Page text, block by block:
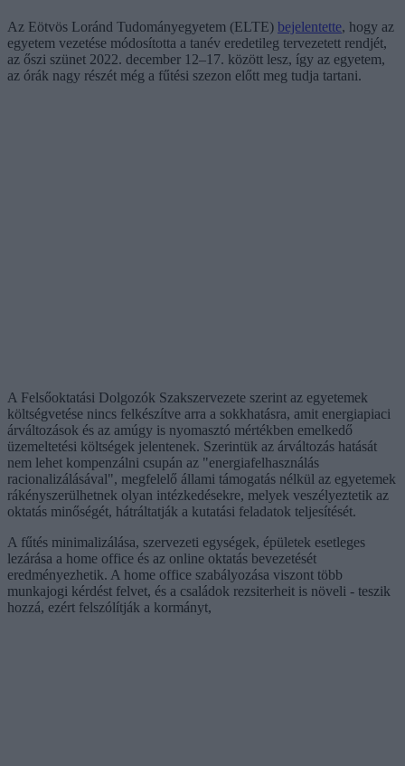
Az Eötvös Loránd Tudományegyetem (ELTE) bejelentette, hogy az
egyetem vezetése módosította a tanév eredetileg tervezetett rendjét,
az őszi szünet 2022. december 12–17. között lesz, így az egyetem,
az órák nagy részét még a fűtési szezon előtt meg tudja tartani.
A Felsőoktatási Dolgozók Szakszervezete szerint az egyetemek
költségvetése nincs felkészítve arra a sokkhatásra, amit energiapiaci
árváltozások és az amúgy is nyomasztó mértékben emelkedő
üzemeltetési költségek jelentenek. Szerintük az árváltozás hatását
nem lehet kompenzálni csupán az "energiafelhasználás
racionalizálásával", megfelelő állami támogatás nélkül az egyetemek
rákényszerülhetnek olyan intézkedésekre, melyek veszélyeztetik az
oktatás minőségét, hátráltatják a kutatási feladatok teljesítését.
A fűtés minimalizálása, szervezeti egységek, épületek esetleges
lezárása a home office és az online oktatás bevezetését
eredményezhetik. A home office szabályozása viszont több
munkajogi kérdést felvet, és a családok rezsiterheit is növeli - teszik
hozzá, ezért felszólítják a kormányt,